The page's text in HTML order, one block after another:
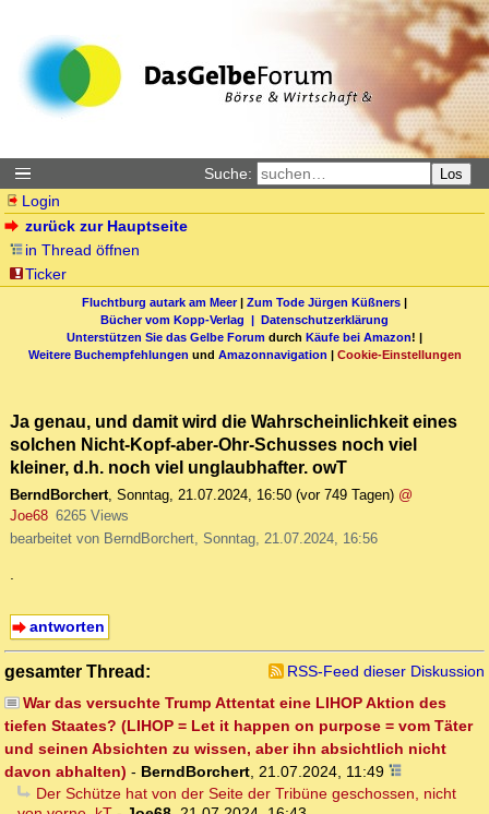
Suche: Los
Login
zurück zur Hauptseite
in Thread öffnen
Ticker
Fluchtburg autark am Meer| Zum Tode Jürgen Küßners |
Bücher vom Kopp-Verlag | Datenschutzerklärung
Unterstützen Sie das Gelbe Forum durch Käufe bei Amazon! |
Weitere Buchempfehlungen und Amazonnavigation | Cookie-Einstellungen
Ja genau, und damit wird die Wahrscheinlichkeit eines
solchen Nicht-Kopf-aber-Ohr-Schusses noch viel
kleiner, d.h. noch viel unglaubhafter. owT
BerndBorchert, Sonntag, 21.07.2024, 16:50 (vor 749 Tagen) @
Joe68 6265 Views
bearbeitet von BerndBorchert, Sonntag, 21.07.2024, 16:56
.
antworten
gesamter Thread:
RSS-Feed dieser Diskussion
War das versuchte Trump Attentat eine LIHOP Aktion des
tiefen Staates? (LIHOP = Let it happen on purpose = vom Täter
und seinen Absichten zu wissen, aber ihn absichtlich nicht
davon abhalten) - BerndBorchert, 21.07.2024, 11:49
Der Schütze hat von der Seite der Tribüne geschossen, nicht